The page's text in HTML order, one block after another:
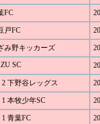
FC
戸FC
み野キッカーズ
SC
2 下野谷レッグス
本牧少年SC
1 青葉FC